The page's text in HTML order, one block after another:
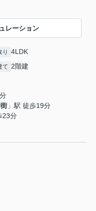
レーション
り 4LDK
て 2階建
」駅 徒歩19分
23分